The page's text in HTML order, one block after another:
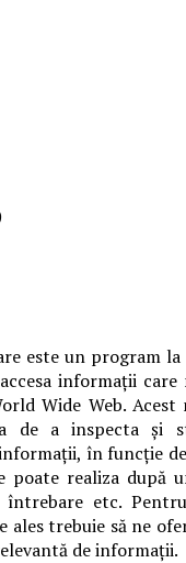
este un program
informații care
Wide Web.
de a inspecta și
în funcție
poate realiza după
întrebare etc.
ales trebuie să ne
de informații.